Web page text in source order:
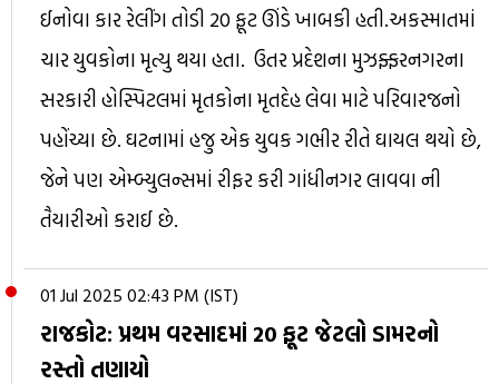
ઈનોવા કાર રેલીંગ તોડી 20 ફૂટ ઊંડે ખાબકી હતી.અકસ્માતમાં
ચાર યુવકોના મૃત્યુ થયા હતા. ઉતર પ્રદેશના મુઝફ્ફરનગરના
સરકારી હોસ્પિટલમાં મૃતકોના મૃતદેહ લેવા માટે પરિવારજનો
પહોંચ્યા છે. ઘટનામાં હજુ એક યુવક ગભીર રીતે ઘાયલ થયો છે,
જેને પણ એમ્બ્યુલન્સમાં રીફર કરી ગાંધીનગર લાવવા ની
તૈયારીઓ કરાઈ છે.
01 Jul 2025 02:43 PM (IST)
રાજકોટ: પ્રથમ વરસાદમાં 20 ફૂટ જેટલો ડામરનો
રસ્તો તણાયો